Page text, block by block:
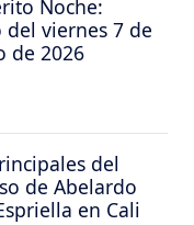
Noche:
del viernes 7 de
de 2026
del
de Abelardo
en Cali